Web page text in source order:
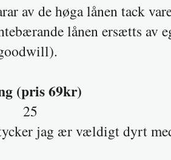
av de høga lånen tack
lånen ersætts av
(pris 69kr)
25
jag ær vældigt dyrt